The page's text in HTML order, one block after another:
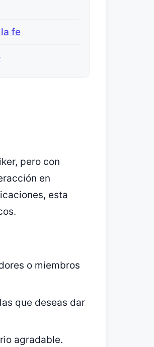
fe
pero con
en
esta
o miembros
que deseas dar
agradable.